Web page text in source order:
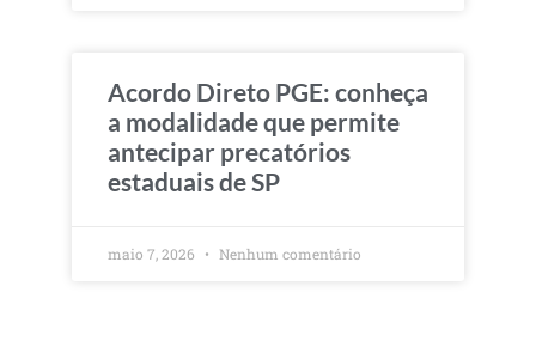
Acordo Direto PGE: conheça
a modalidade que permite
antecipar precatórios
estaduais de SP
maio 7, 2026 Nenhum comentário